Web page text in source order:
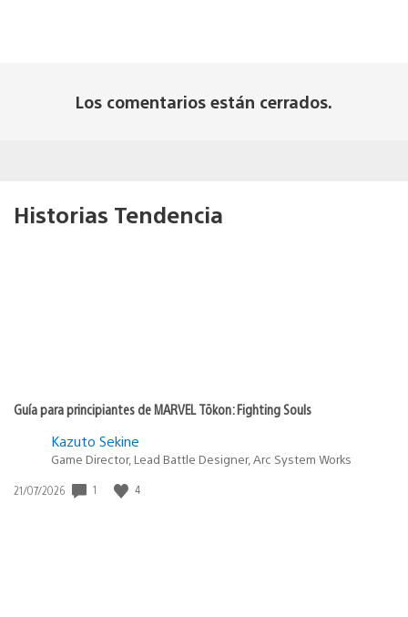
Los comentarios están cerrados.
Historias Tendencia
Guía para principiantes de MARVEL Tōkon: Fighting Souls
Kazuto Sekine
Game Director, Lead Battle Designer, Arc System Works
Fecha
21/07/2026 1 4